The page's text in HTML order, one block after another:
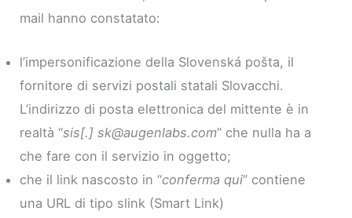
mail hanno constatato:
l’impersonificazione della Slovenská pošta, il
fornitore di servizi postali statali Slovacchi.
L’indirizzo di posta elettronica del mittente è in
realtà “sis[.]sk@augenlabs.com” che nulla ha a
che fare con il servizio in oggetto;
che il link nascosto in “conferma qui” contiene
una URL di tipo slink (Smart Link)